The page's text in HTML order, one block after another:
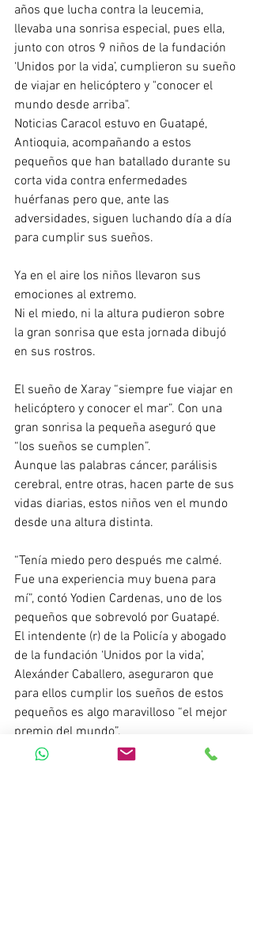
años que lucha contra la leucemia,
llevaba una sonrisa especial, pues ella,
junto con otros 9 niños de la fundación
‘Unidos por la vida’, cumplieron su sueño
de viajar en helicóptero y "conocer el
mundo desde arriba".
Noticias Caracol estuvo en Guatapé,
Antioquia, acompañando a estos
pequeños que han batallado durante su
corta vida contra enfermedades
huérfanas pero que, ante las
adversidades, siguen luchando día a día
para cumplir sus sueños.
Ya en el aire los niños llevaron sus
emociones al extremo.
Ni el miedo, ni la altura pudieron sobre
la gran sonrisa que esta jornada dibujó
en sus rostros.
El sueño de Xaray “siempre fue viajar en
helicóptero y conocer el mar”. Con una
gran sonrisa la pequeña aseguró que
“los sueños se cumplen”.
Aunque las palabras cáncer, parálisis
cerebral, entre otras, hacen parte de sus
vidas diarias, estos niños ven el mundo
desde una altura distinta.
“Tenía miedo pero después me calmé.
Fue una experiencia muy buena para
mí”, contó Yodien Cardenas, uno de los
pequeños que sobrevoló por Guatapé.
El intendente (r) de la Policía y abogado
de la fundación ‘Unidos por la vida’,
Alexánder Caballero, aseguraron que
para ellos cumplir los sueños de estos
pequeños es algo maravilloso “el mejor
premio del mundo”.